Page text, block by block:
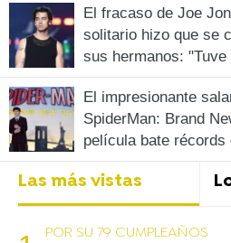
El fracaso de Joe
solitario hizo que se
sus hermanos:
El impresionante
SpiderMan: Brand
película bate récords
Las más vistas
POR SU 79 CUMPLEAÑOS